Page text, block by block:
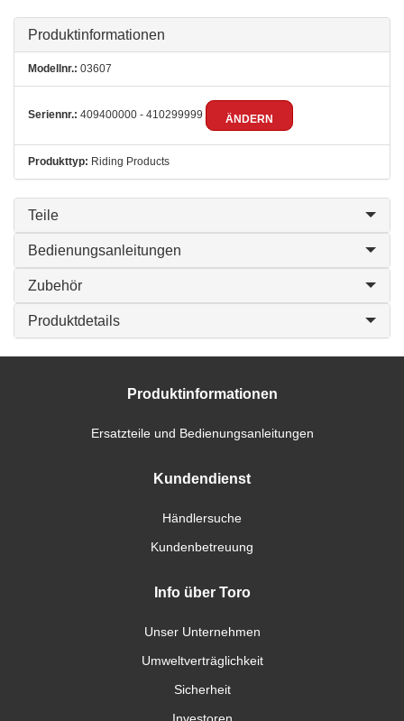
Produktinformationen
Modellnr.: 03607
Seriennr.: 409400000 - 410299999 ÄNDERN
Produkttyp: Riding Products
Teile
Bedienungsanleitungen
Zubehör
Produktdetails
Produktinformationen
Ersatzteile und Bedienungsanleitungen
Kundendienst
Händlersuche
Kundenbetreuung
Info über Toro
Unser Unternehmen
Umweltverträglichkeit
Sicherheit